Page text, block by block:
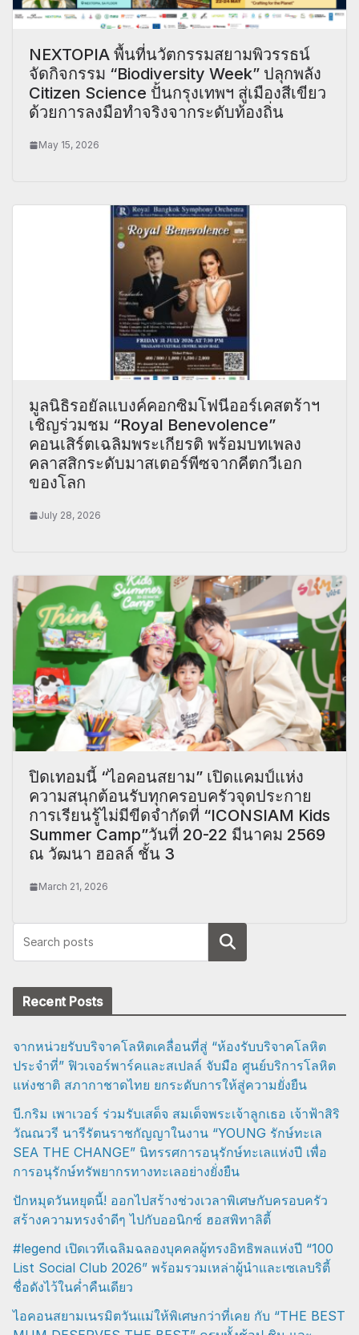
NEXTOPIA พื้นที่นวัตกรรมสยามพิวรรธน์
จัดกิจกรรม “Biodiversity Week” ปลุกพลัง
Citizen Science ปั้นกรุงเทพฯ สู่เมืองสีเขียว
ด้วยการลงมือทำจริงจากระดับท้องถิ่น
May 15, 2026
มูลนิธิรอยัลแบงค์คอกซิมโฟนีออร์เคสตร้าฯ
เชิญร่วมชม “Royal Benevolence”
คอนเสิร์ตเฉลิมพระเกียรติ พร้อมบทเพลง
คลาสสิกระดับมาสเตอร์พีซจากคีตกวีเอก
ของโลก
July 28, 2026
ปิดเทอมนี้ “ไอคอนสยาม” เปิดแคมป์แห่ง
ความสนุกต้อนรับทุกครอบครัวจุดประกาย
การเรียนรู้ไม่มีขีดจำกัดที่ “ICONSIAM Kids
Summer Camp”วันที่ 20-22 มีนาคม 2569
ณ วัฒนา ฮอลล์ ชั้น 3
March 21, 2026
Search
Recent Posts
จากหน่วยรับบริจาคโลหิตเคลื่อนที่สู่ “ห้องรับบริจาคโลหิต
ประจำที่” ฟิวเจอร์พาร์คและสเปลล์ จับมือ ศูนย์บริการโลหิต
แห่งชาติ สภากาชาดไทย ยกระดับการให้สู่ความยั่งยืน
บี.กริม เพาเวอร์ ร่วมรับเสด็จ สมเด็จพระเจ้าลูกเธอ เจ้าฟ้าสิริ
วัณณวรี นารีรัตนราชกัญญาในงาน “YOUNG รักษ์ทะเล
SEA THE CHANGE” นิทรรศการอนุรักษ์ทะเลแห่งปี เพื่อ
การอนุรักษ์ทรัพยากรทางทะเลอย่างยั่งยืน
ปักหมุดวันหยุดนี้! ออกไปสร้างช่วงเวลาพิเศษกับครอบครัว
สร้างความทรงจำดีๆ ไปกับออนิกซ์ ฮอสพิทาลิตี้
#legend เปิดเวทีเฉลิมฉลองบุคคลผู้ทรงอิทธิพลแห่งปี “100
List Social Club 2026” พร้อมรวมเหล่าผู้นำและเซเลบริตี้
ชื่อดังไว้ในค่ำคืนเดียว
ไอคอนสยามเนรมิตวันแม่ให้พิเศษกว่าที่เคย กับ “THE BEST